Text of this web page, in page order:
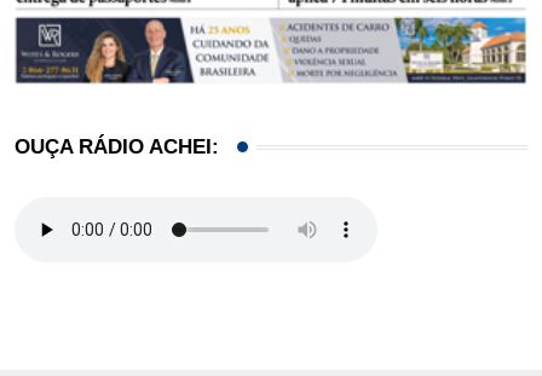
OUÇA RÁDIO ACHEI: